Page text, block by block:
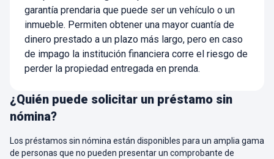
garantía prendaria que puede ser un vehículo o un
inmueble. Permiten obtener una mayor cuantía de
dinero prestado a un plazo más largo, pero en caso
de impago la institución financiera corre el riesgo de
perder la propiedad entregada en prenda.
¿Quién puede solicitar un préstamo sin
nómina?
Los préstamos sin nómina están disponibles para un amplia gama
de personas que no pueden presentar un comprobante de